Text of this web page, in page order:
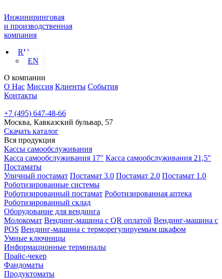
Инжиниринговая
и производственная
компания
RU
EN
О компании
О Нас Миссия Клиенты События
Контакты
+7 (495) 647-48-66
Москва, Кавказский бульвар, 57
Скачать каталог
Вся продукция
Кассы самообслуживания
Касса самообслуживания 17" Касса самообслуживания 21,5"
Постаматы
Уличный постамат Постамат 3.0 Постамат 2.0 Постамат 1.0
Роботизированные системы
Роботизированный постамат Роботизированная аптека
Роботизированный склад
Оборудование для вендинга
Молокомат Вендинг-машина с QR оплатой Вендинг-машина с
POS Вендинг-машина с терморегулируемым шкафом
Умные ключницы
Информационные терминалы
Прайс-чекер
Фандоматы
Продуктоматы